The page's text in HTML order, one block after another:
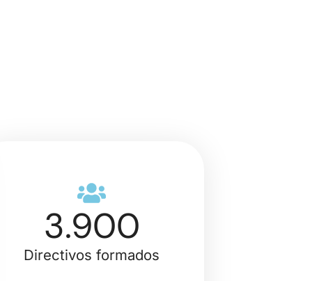
3.900
Directivos formados